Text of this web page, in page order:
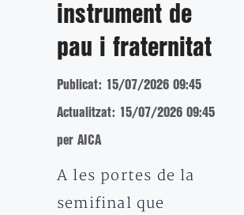
instrument de
pau i fraternitat
Publicat: 15/07/2026 09:45
Actualitzat: 15/07/2026 09:45
per AICA
A les portes de la
semifinal que